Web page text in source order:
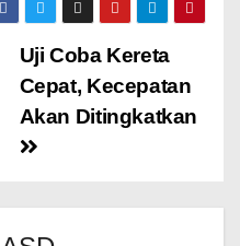
Uji Coba Kereta
Cepat, Kecepatan
Akan Ditingkatkan